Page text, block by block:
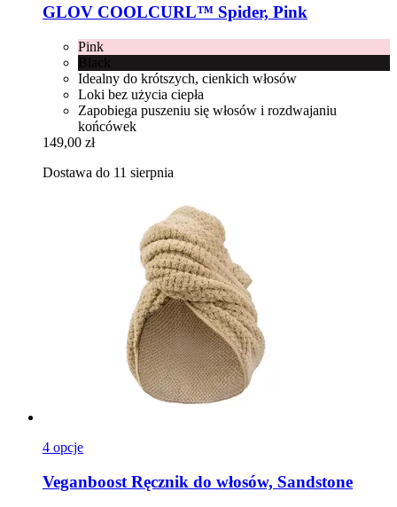
GLOV COOLCURL™ Spider, Pink
Pink
Black
Idealny do krótszych, cienkich włosów
Loki bez użycia ciepła
Zapobiega puszeniu się włosów i rozdwajaniu
końcówek
149,00 zł
Dostawa do 11 sierpnia
4 opcje
Veganboost Ręcznik do włosów, Sandstone